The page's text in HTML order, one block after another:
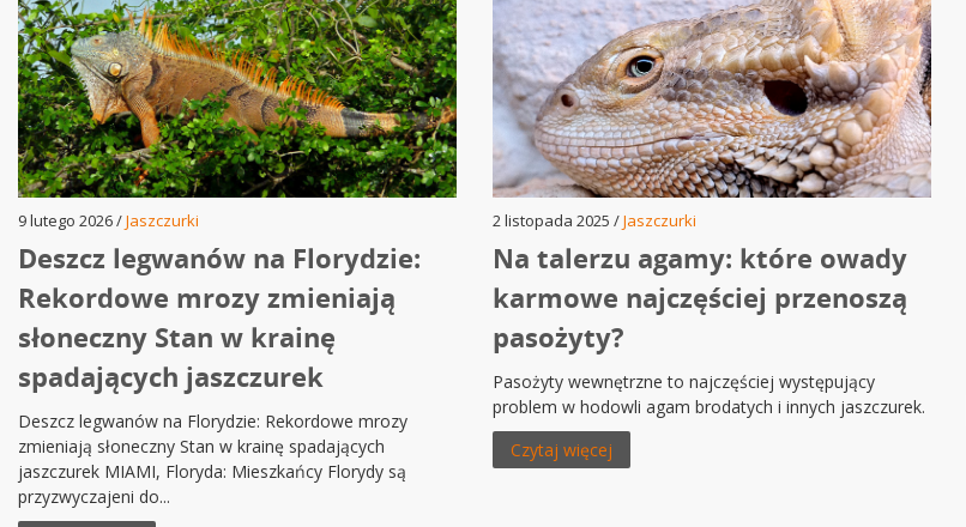
9 lutego 2026 /Jaszczurki
Deszcz legwanów na Florydzie:
Rekordowe mrozy zmieniają
słoneczny Stan w krainę
spadających jaszczurek
Deszcz legwanów na Florydzie: Rekordowe mrozy
zmieniają słoneczny Stan w krainę spadających
jaszczurek MIAMI, Floryda: Mieszkańcy Florydy są
przyzwyczajeni do...
2 listopada 2025 /Jaszczurki
Na talerzu agamy: które owady
karmowe najczęściej przenoszą
pasożyty?
Pasożyty wewnętrzne to najczęściej występujący
problem w hodowli agam brodatych i innych jaszczurek.
Czytaj więcej